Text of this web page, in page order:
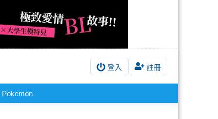
登入 註冊
Pokemon